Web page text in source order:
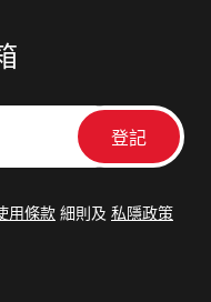
用條款 細則及 私隱政策